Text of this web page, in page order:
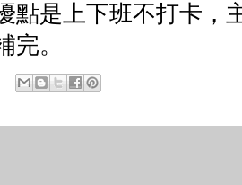
點是上下班不打卡，
完。